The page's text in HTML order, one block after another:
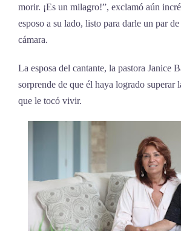
morir. ¡Es un milagro!”, exclamó aún
esposo a su lado, listo para darle un par
cámara.
La esposa del cantante, la pastora Janice
sorprende de que él haya logrado superar
que le tocó vivir.